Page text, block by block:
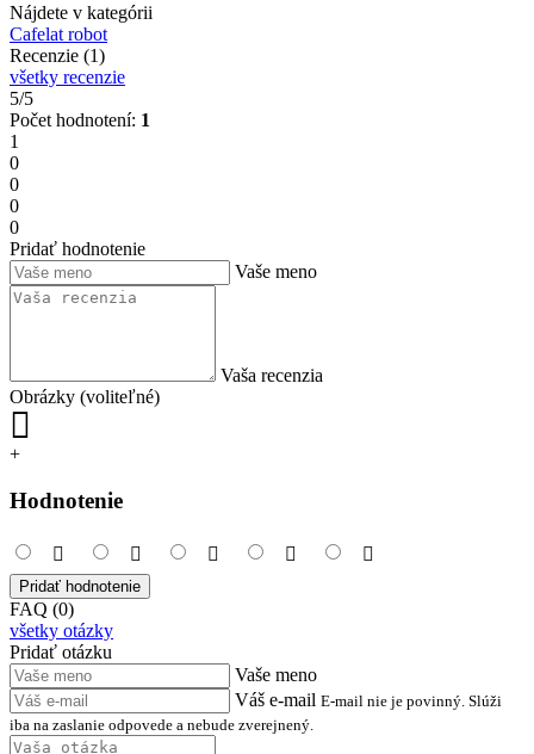
Nájdete v kategórii
Cafelat robot
Recenzie (1)
všetky recenzie
5/5
Počet hodnotení: 1
1
0
0
0
0
Pridať hodnotenie
Vaše meno
Vaša recenzia
Obrázky (voliteľné)
+
Hodnotenie
Pridať hodnotenie
FAQ (0)
všetky otázky
Pridať otázku
Vaše meno
Váš e-mail E-mail nie je povinný. Slúži
iba na zaslanie odpovede a nebude zverejnený.